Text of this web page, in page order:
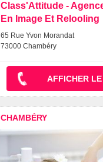
Class'Attitude -
En Image Et Relooling
65 Rue Yvon Morandat
73000 Chambéry
AFFICHER LE
CHAMBÉRY